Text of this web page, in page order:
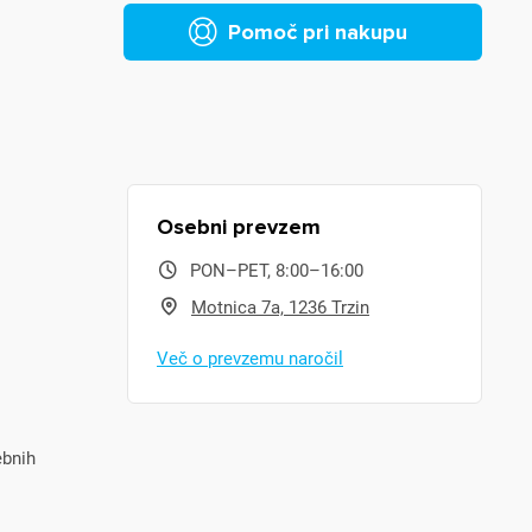
Pomoč pri nakupu
Osebni prevzem
PON–PET, 8:00–16:00
Motnica 7a, 1236 Trzin
Več o prevzemu naročil